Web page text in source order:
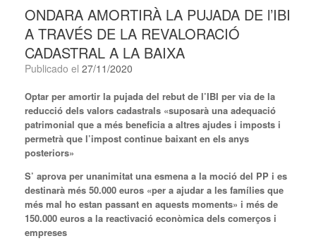
ONDARA AMORTIRÀ LA PUJADA DE l’IBI
A TRAVÉS DE LA REVALORACIÓ
CADASTRAL A LA BAIXA
Publicado el 27/11/2020
Optar per amortir la pujada del rebut de l’IBI per via de la
reducció dels valors cadastrals «suposarà una adequació
patrimonial que a més beneficia a altres ajudes i imposts i
permetrà que l’impost continue baixant en els anys
posteriors»
S’ aprova per unanimitat una esmena a la moció del PP i es
destinarà més 50.000 euros «per a ajudar a les famílies que
més mal ho estan passant en aquests moments» i més de
150.000 euros a la reactivació econòmica dels comerços i
empreses